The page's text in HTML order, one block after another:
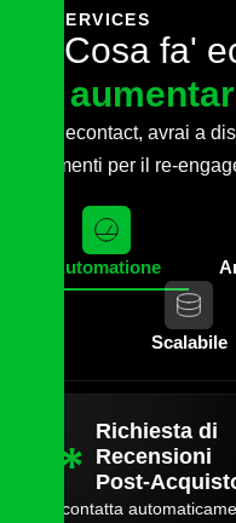
SERVICES
Cosa fa' e
aumentar
Con econtact, avrai a
strumenti per il re-
Automatione
Scalabile
Richiesta di
Recensioni
Post-
contatta